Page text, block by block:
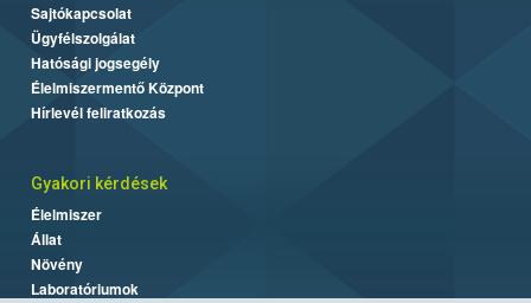
Sajtókapcsolat
Ügyfélszolgálat
Hatósági jogsegély
Élelmiszermentő Központ
Hírlevél feliratkozás
Gyakori kérdések
Élelmiszer
Állat
Növény
Laboratóriumok